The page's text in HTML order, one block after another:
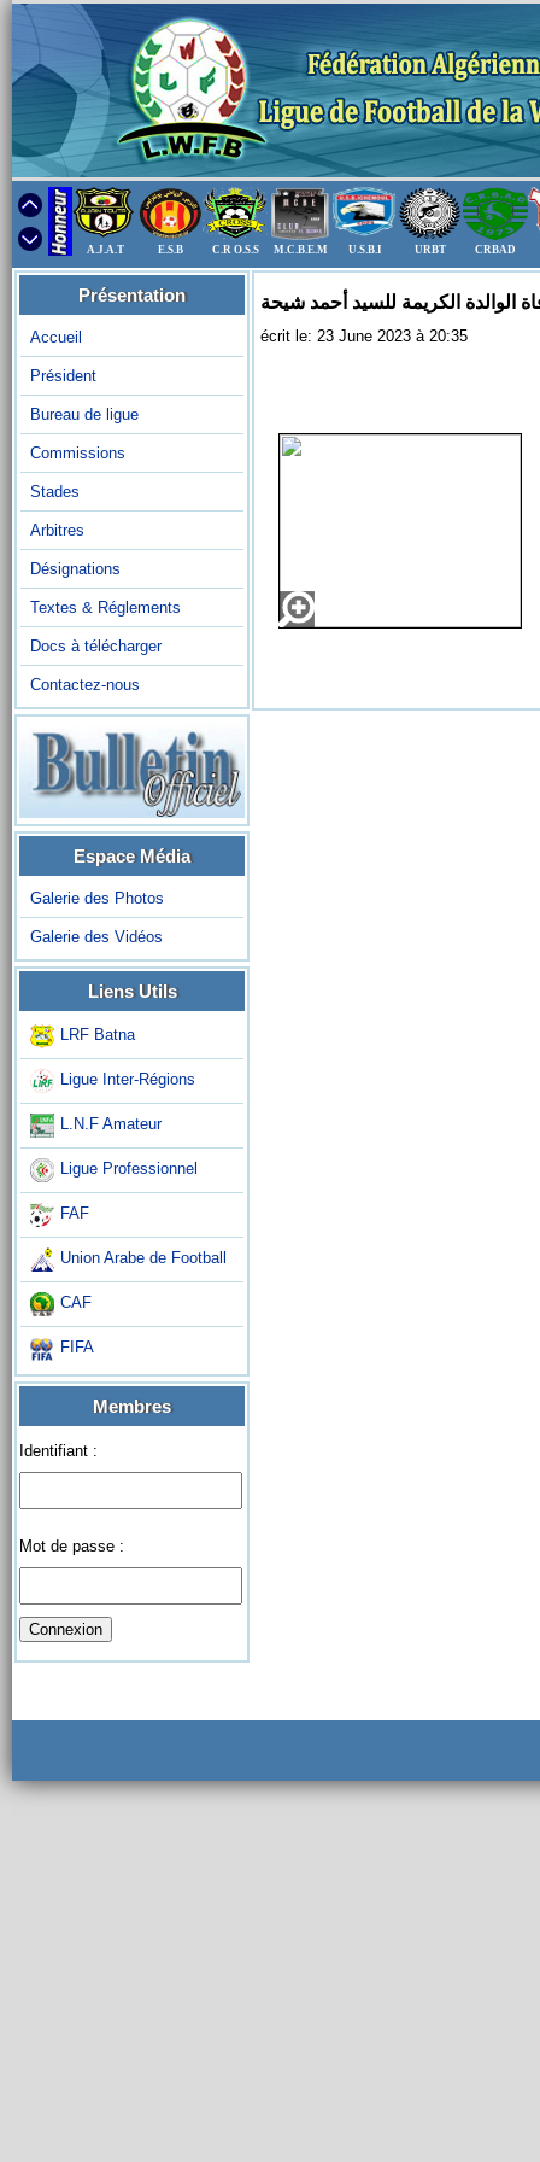
A.J.A.T E.S.B C.R O.S.S M.C.B.E.M U.S.B.I URBT CRBAD
Présentation
Accueil
Président
Bureau de ligue
Commissions
Stades
Arbitres
Désignations
Textes & Réglements
Docs à télécharger
Contactez-nous
Espace Média
Galerie des Photos
Galerie des Vidéos
Liens Utils
LRF Batna
Ligue Inter-Régions
L.N.F Amateur
Ligue Professionnel
FAF
Union Arabe de Football
CAF
FIFA
Membres
Identifiant :
Mot de passe :
الوالدة الكريمة للسيد أحمد شيحة
écrit le: 23 June 2023 à 20:35